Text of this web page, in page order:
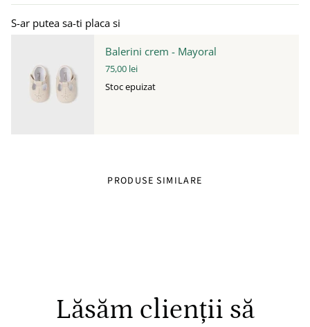
S-ar putea sa-ti placa si
Balerini crem - Mayoral
75,00 lei
Stoc epuizat
PRODUSE SIMILARE
Lăsăm clienții să